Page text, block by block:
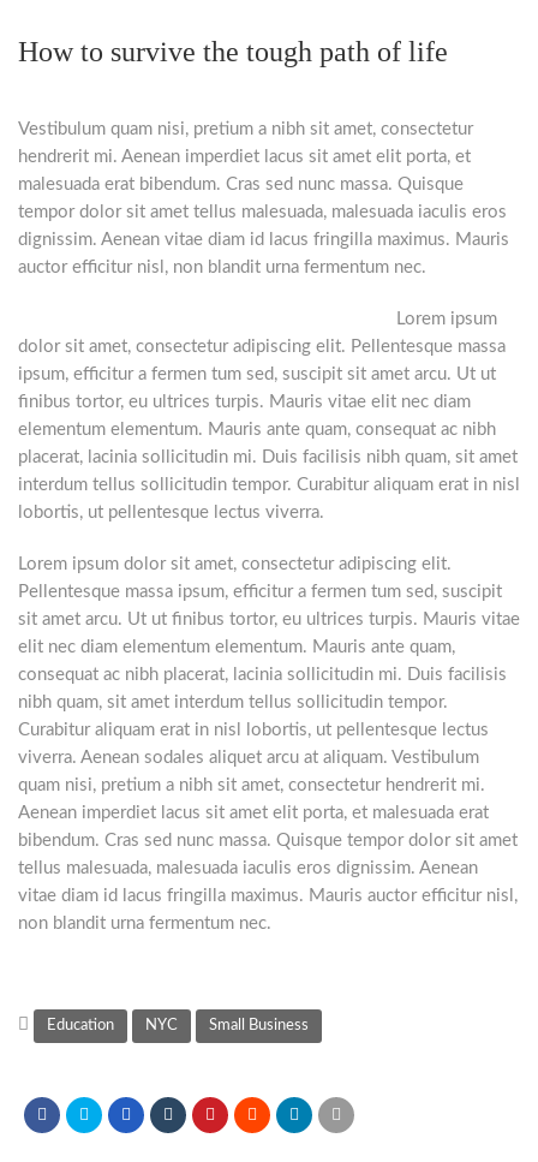
How to survive the tough path of life
Vestibulum quam nisi, pretium a nibh sit amet, consectetur
hendrerit mi. Aenean imperdiet lacus sit amet elit porta, et
malesuada erat bibendum. Cras sed nunc massa. Quisque
tempor dolor sit amet tellus malesuada, malesuada iaculis eros
dignissim. Aenean vitae diam id lacus fringilla maximus. Mauris
auctor efficitur nisl, non blandit urna fermentum nec.
Lorem ipsum
dolor sit amet, consectetur adipiscing elit. Pellentesque massa
ipsum, efficitur a fermen tum sed, suscipit sit amet arcu. Ut ut
finibus tortor, eu ultrices turpis. Mauris vitae elit nec diam
elementum elementum. Mauris ante quam, consequat ac nibh
placerat, lacinia sollicitudin mi. Duis facilisis nibh quam, sit amet
interdum tellus sollicitudin tempor. Curabitur aliquam erat in nisl
lobortis, ut pellentesque lectus viverra.
Lorem ipsum dolor sit amet, consectetur adipiscing elit.
Pellentesque massa ipsum, efficitur a fermen tum sed, suscipit
sit amet arcu. Ut ut finibus tortor, eu ultrices turpis. Mauris vitae
elit nec diam elementum elementum. Mauris ante quam,
consequat ac nibh placerat, lacinia sollicitudin mi. Duis facilisis
nibh quam, sit amet interdum tellus sollicitudin tempor.
Curabitur aliquam erat in nisl lobortis, ut pellentesque lectus
viverra. Aenean sodales aliquet arcu at aliquam. Vestibulum
quam nisi, pretium a nibh sit amet, consectetur hendrerit mi.
Aenean imperdiet lacus sit amet elit porta, et malesuada erat
bibendum. Cras sed nunc massa. Quisque tempor dolor sit amet
tellus malesuada, malesuada iaculis eros dignissim. Aenean
vitae diam id lacus fringilla maximus. Mauris auctor efficitur nisl,
non blandit urna fermentum nec.
Education NYC Small Business